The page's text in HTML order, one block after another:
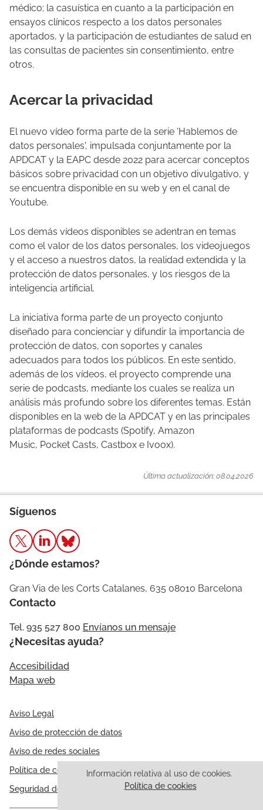
médico; la casuística en cuanto a la participación en
ensayos clínicos respecto a los datos personales
aportados, y la participación de estudiantes de salud en
las consultas de pacientes sin consentimiento, entre
otros.
Acercar la privacidad
El nuevo vídeo forma parte de la serie 'Hablemos de
datos personales', impulsada conjuntamente por la
APDCAT y la EAPC desde 2022 para acercar conceptos
básicos sobre privacidad con un objetivo divulgativo, y
se encuentra disponible en su web y en el canal de
Youtube.
Los demás vídeos disponibles se adentran en temas
como el valor de los datos personales, los videojuegos
y el acceso a nuestros datos, la realidad extendida y la
protección de datos personales, y los riesgos de la
inteligencia artificial.
La iniciativa forma parte de un proyecto conjunto
diseñado para concienciar y difundir la importancia de
protección de datos, con soportes y canales
adecuados para todos los públicos. En este sentido,
además de los vídeos, el proyecto comprende una
serie de podcasts, mediante los cuales se realiza un
análisis más profundo sobre los diferentes temas. Están
disponibles en la web de la APDCAT y en las principales
plataformas de podcasts (Spotify, Amazon
Music, Pocket Casts, Castbox e Ivoox).
Última actualización: 08.04.2026
Información relativa al uso de cookies.
Política de cookies
Síguenos
¿Dónde estamos?
Gran Via de les Corts Catalanes, 635 08010 Barcelona
Contacto
Tel. 935 527 800 Envíanos un mensaje
¿Necesitas ayuda?
Accesibilidad
Mapa web
Aviso Legal
Aviso de protección de datos
Aviso de redes sociales
Política de cookies
Seguridad de la información